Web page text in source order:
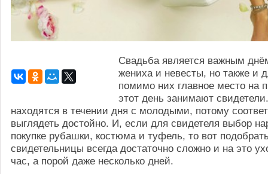
Свадьба является важным
жениха и невесты, но также и
помимо них главное место на
этот день занимают
находятся в течении дня с молодыми, потому
выглядеть достойно. И, если для свидетеля выбор
покупке рубашки, костюма и туфель, то вот
свидетельницы всегда достаточно сложно и на это
час, а порой даже несколько дней.